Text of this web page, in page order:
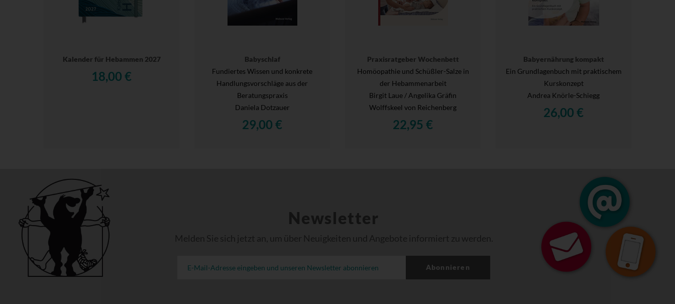
Kalender für Hebammen 2027
18,00 €
Babyschlaf
Fundiertes Wissen und konkrete
Handlungsvorschläge aus der
Beratungspraxis
Daniela Dotzauer
29,00 €
Praxisratgeber Wochenbett
Homöopathie und Schüßler-Salze in
der Hebammenarbeit
Birgit Laue / Angelika Gräfin
Wolffskeel von Reichenberg
22,95 €
Babyernährung kompakt
Ein Grundlagenbuch mit praktischem
Kurskonzept
Andrea Knörle-Schiegg
26,00 €
Newsletter
Melden Sie sich jetzt an, um über Neuigkeiten und Angebote informiert zu werden.
Abonnieren